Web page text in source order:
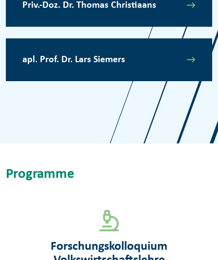
Priv.-Doz. Dr. Thomas Christiaans
apl. Prof. Dr. Lars Siemers
Programme
Forschungskolloquium